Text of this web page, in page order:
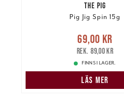
THE PIG
Pig Jig Spin 15g
Nuvarande pris :69,00 kr
pris:89,00 kr
69,00 kr
89,00 kr
FINNS I LAGER.
LÄS MER